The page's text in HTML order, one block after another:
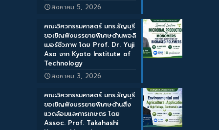
สิงหาคม 5, 2026
คณะวิศวกรรมศาสตร์ มทร.ธัญบุรี
ขอเชิญฟังบรรยายพิเศษด้านพอลิ
เมอร์ชีวภาพ โดย Prof. Dr. Yuji
Aso จาก Kyoto Institute of
Technology
สิงหาคม 3, 2026
คณะวิศวกรรมศาสตร์ มทร.ธัญบุรี
ขอเชิญฟังบรรยายพิเศษด้านสิ่ง
แวดล้อมและการเกษตร โดย
Assoc. Prof. Takahashi